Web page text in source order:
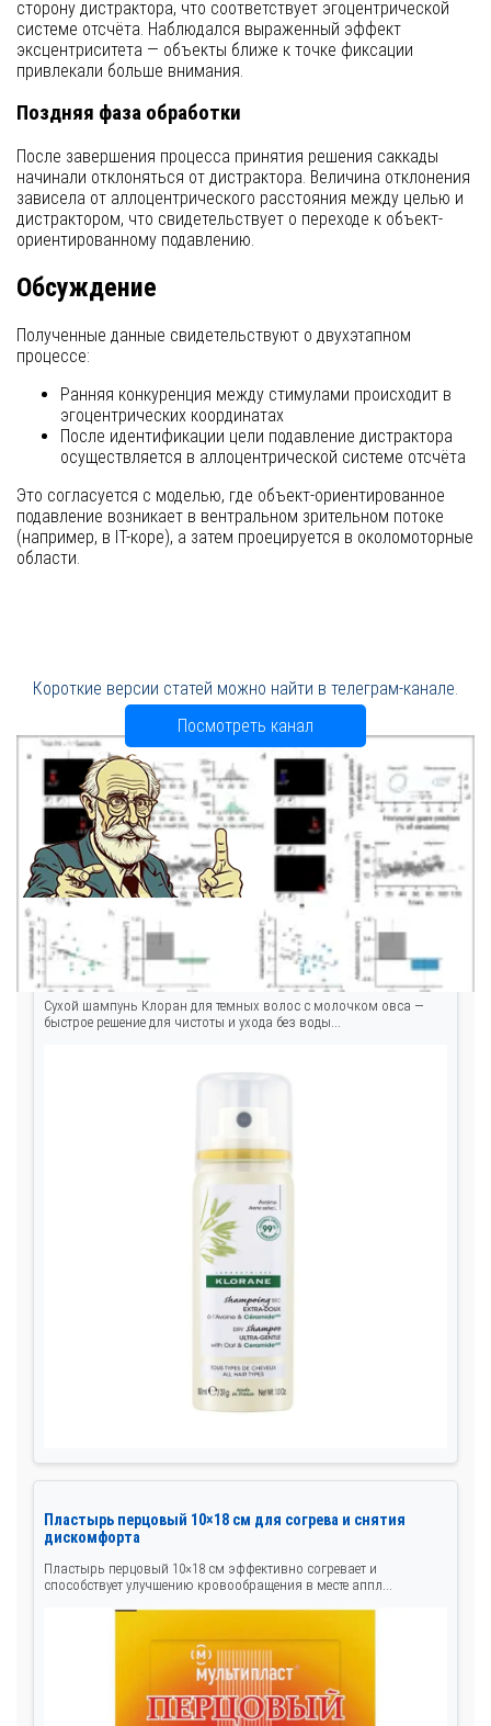
сторону дистрактора, что соответствует эгоцентрической
системе отсчёта. Наблюдался выраженный эффект
эксцентриситета — объекты ближе к точке фиксации
привлекали больше внимания.
Поздняя фаза обработки
После завершения процесса принятия решения саккады
начинали отклоняться от дистрактора. Величина отклонения
зависела от аллоцентрического расстояния между целью и
дистрактором, что свидетельствует о переходе к объект-
ориентированному подавлению.
Обсуждение
Полученные данные свидетельствуют о двухэтапном
процессе:
Ранняя конкуренция между стимулами происходит в
эгоцентрических координатах
После идентификации цели подавление дистрактора
осуществляется в аллоцентрической системе отсчёта
Это согласуется с моделью, где объект-ориентированное
подавление возникает в вентральном зрительном потоке
(например, в IT-коре), а затем проецируется в околомоторные
области.
Короткие версии статей можно найти в телеграм-канале.
Посмотреть канал
Сухой шампунь Клоран для темных волос 50 мл
Сухой шампунь Клоран для темных волос с молочком овса —
быстрое решение для чистоты и ухода без воды...
Пластырь перцовый 10×18 см для согрева и снятия
дискомфорта
Пластырь перцовый 10×18 см эффективно согревает и
способствует улучшению кровообращения в месте аппл...